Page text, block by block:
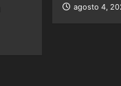
agosto 4,